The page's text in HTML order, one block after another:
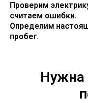
Проверим
считаем ошибки.
Определим
пробег.
Нужна